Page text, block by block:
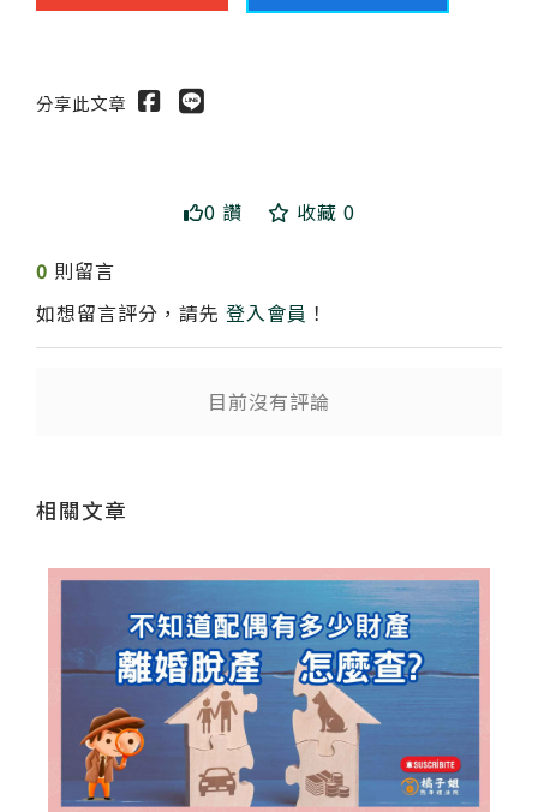
分享此文章
0 讚 收藏 0
0 則留言
如想留言評分，請先 登入會員 ！
目前沒有評論
相關文章